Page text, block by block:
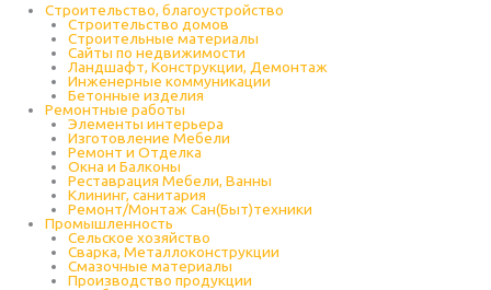
Строительство, благоустройство
Строительство домов
Строительные материалы
Сайты по недвижимости
Ландшафт, Конструкции, Демонтаж
Инженерные коммуникации
Бетонные изделия
Ремонтные работы
Элементы интерьера
Изготовление Мебели
Ремонт и Отделка
Окна и Балконы
Реставрация Мебели, Ванны
Клининг, санитария
Ремонт/Монтаж Сан(Быт)техники
Промышленность
Cельское хозяйство
Сварка, Металлоконструкции
Cмазочные материалы
Производство продукции